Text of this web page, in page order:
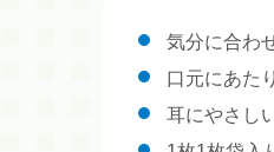
気分に合わ
口元にあた
耳にやさし